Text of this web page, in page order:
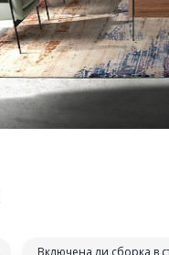
Включена ли сборка в